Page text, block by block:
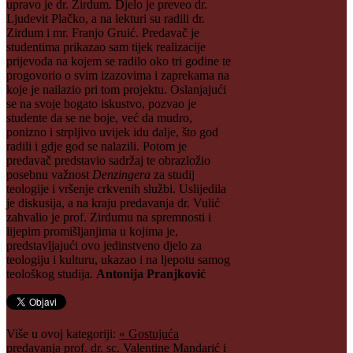
upravo je dr. Zirdum. Djelo je preveo dr.
Ljudevit Plačko, a na lekturi su radili dr.
Zirdum i mr. Franjo Gruić. Predavač je
studentima prikazao sam tijek realizacije
prijevoda na kojem se radilo oko tri godine te
progovorio o svim izazovima i zaprekama na
koje je nailazio pri tom projektu. Oslanjajući
se na svoje bogato iskustvo, pozvao je
studente da se ne boje, već da mudro,
ponizno i strpljivo uvijek idu dalje, što god
radili i gdje god se nalazili. Potom je
predavač predstavio sadržaj te obrazložio
posebnu važnost Denzingera za studij
teologije i vršenje crkvenih službi. Uslijedila
je diskusija, a na kraju predavanja dr. Vulić
zahvalio je prof. Zirdumu na spremnosti i
lijepim promišljanjima u kojima je,
predstavljajući ovo jedinstveno djelo za
teologiju i kulturu, ukazao i na ljepotu samog
teološkog studija. Antonija Pranjković
Više u ovoj kategoriji: « Gostujuća
predavanja prof. dr. sc. Valentine Mandarić i